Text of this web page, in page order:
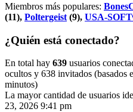
Miembros más populares:
(11), Poltergeist (9), USA-
¿Quién está conectado?
En total hay 639 usuarios
ocultos y 638 invitados (basados
minutos)
La mayor cantidad de usuarios
23, 2026 9:41 pm